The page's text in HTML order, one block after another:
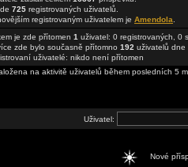
725 registrovaných uživatelů.
registrovaným uživatelem je Amendola
je zde přítomen 1 uživatel: 0 registrovaných,
zde bylo současně přítomno 192 uživatelů
uživatelé: nikdo není přítomen
na aktivitě uživatelů během posledních 5
Uživatel:
Nové